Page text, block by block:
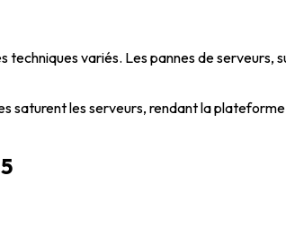
techniques variés. Les pannes de
saturent les serveurs, rendant la